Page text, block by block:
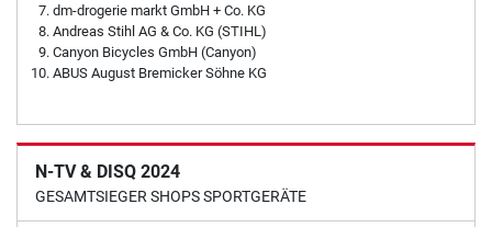
dm-drogerie markt GmbH + Co. KG
Andreas Stihl AG & Co. KG (STIHL)
Canyon Bicycles GmbH (Canyon)
ABUS August Bremicker Söhne KG
N-TV & DISQ 2024
GESAMTSIEGER SHOPS SPORTGERÄTE